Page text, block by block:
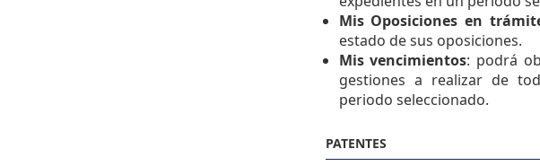
Mis Oposiciones en
estado de sus oposiciones.
Mis vencimientos: podrá
gestiones a realizar de
periodo seleccionado.
PATENTES